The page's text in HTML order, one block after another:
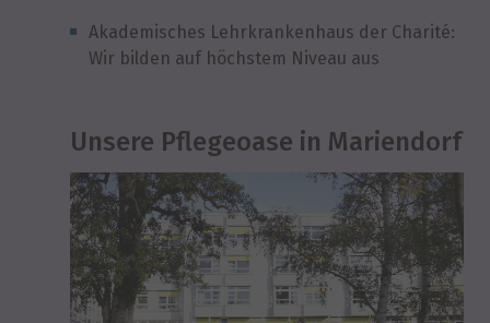
Akademisches Lehrkrankenhaus der Charité:
Wir bilden auf höchstem Niveau aus
Unsere Pflegeoase in Mariendorf